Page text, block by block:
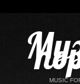
MUSIC